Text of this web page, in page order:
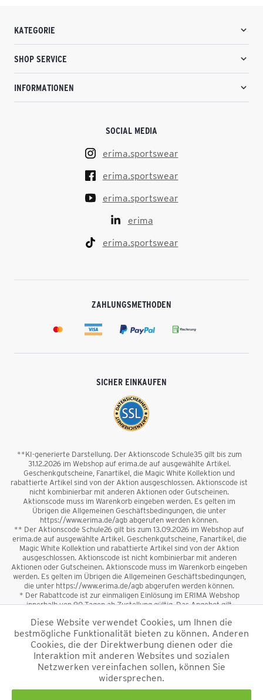
KATEGORIE
SHOP SERVICE
INFORMATIONEN
SOCIAL MEDIA
erima.sportswear
erima.sportswear
erima.sportswear
erima
erima.sportswear
ZAHLUNGSMETHODEN
SICHER EINKAUFEN
**KI-generierte Darstellung. Der Aktionscode Schule35 gilt bis zum
31.12.2026 im Webshop auf erima.de auf ausgewählte Artikel.
Geschenkgutscheine, Fanartikel, die Magic White Kollektion und
rabattierte Artikel sind von der Aktion ausgeschlossen. Aktionscode ist
nicht kombinierbar mit anderen Aktionen oder Gutscheinen.
Aktionscode muss im Warenkorb eingeben werden. Es gelten im
Übrigen die Allgemeinen Geschäftsbedingungen, die unter
https://www.erima.de/agb abgerufen werden können.
** Der Aktionscode Schule26 gilt bis zum 13.09.2026 im Webshop auf
erima.de auf ausgewählte Artikel. Geschenkgutscheine, Fanartikel, die
Magic White Kollektion und rabattierte Artikel sind von der Aktion
ausgeschlossen. Aktionscode ist nicht kombinierbar mit anderen
Aktionen oder Gutscheinen. Aktionscode muss im Warenkorb eingeben
werden. Es gelten im Übrigen die Allgemeinen Geschäftsbedingungen,
die unter https://www.erima.de/agb abgerufen werden können.
* Der Rabattcode ist zur einmaligen Einlösung im ERIMA Webshop
innerhalb von 90 Tagen ab Zustellung gültig. Das Angebot gilt
sowie Geschenkgutscheine sind vom Rabatt ausgeschlossen. Der
Rabattcode ist nicht mit anderen Aktionen oder Gutscheinen
kombinierbar. Der Mindestbestellwert beträgt 50 €
*Alle Preise verstehen sich inkl. Mehrwertsteuer und zzgl.
und ggf. Nachnahmegebühren, wenn nicht anders
beschrieben.
Diese Website verwendet Cookies, um Ihnen die
bestmögliche Funktionalität bieten zu können. Anderen
Cookies, die der Direktwerbung dienen oder die
Interaktion mit anderen Websites und sozialen
Netzwerken vereinfachen sollen, können Sie
widersprechen.